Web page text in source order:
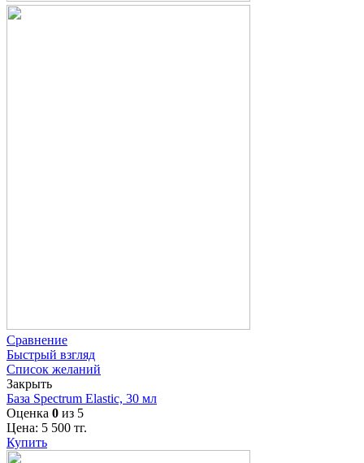
Сравнение
Быстрый взгляд
Список желаний
Закрыть
База Spectrum Elastic, 30 мл
Оценка 0 из 5
Цена: 5 500 тг.
Купить